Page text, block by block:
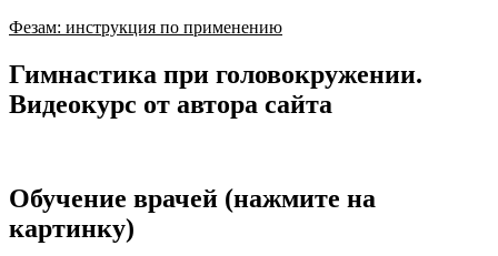
Фезам: инструкция по применению
Гимнастика при головокружении.
Видеокурс от автора сайта
Обучение врачей (нажмите на
картинку)